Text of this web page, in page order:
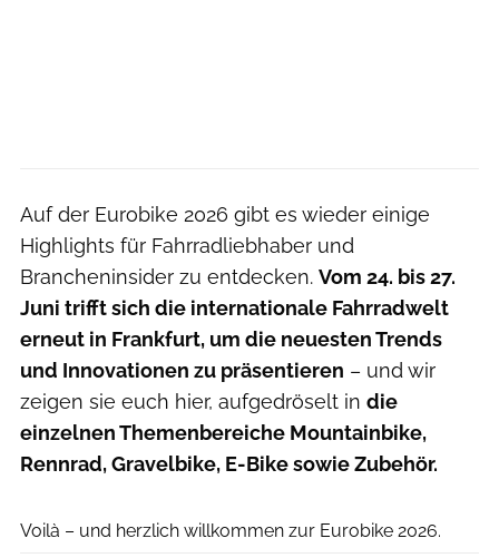
Auf der Eurobike 2026 gibt es wieder einige
Highlights für Fahrradliebhaber und
Brancheninsider zu entdecken. Vom 24. bis 27.
Juni trifft sich die internationale Fahrradwelt
erneut in Frankfurt, um die neuesten Trends
und Innovationen zu präsentieren – und wir
zeigen sie euch hier, aufgedröselt in die
einzelnen Themenbereiche Mountainbike,
Rennrad, Gravelbike, E-Bike sowie Zubehör.
Voilà – und herzlich willkommen zur Eurobike 2026.